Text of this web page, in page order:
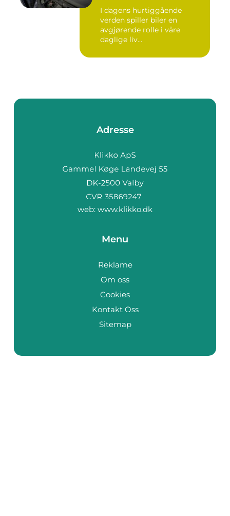
I dagens hurtiggående
verden spiller biler en
avgjørende rolle i våre
daglige liv...
Adresse
web: www.klikko.dk
Menu
Reklame
Om oss
Cookies
Kontakt Oss
Sitemap